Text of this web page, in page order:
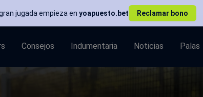
Consejos Indumentaria Noticias Palas
jugada empieza en yoapuesto.bet Reclamar bono